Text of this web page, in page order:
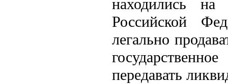
находились
Российской
легально
передавать